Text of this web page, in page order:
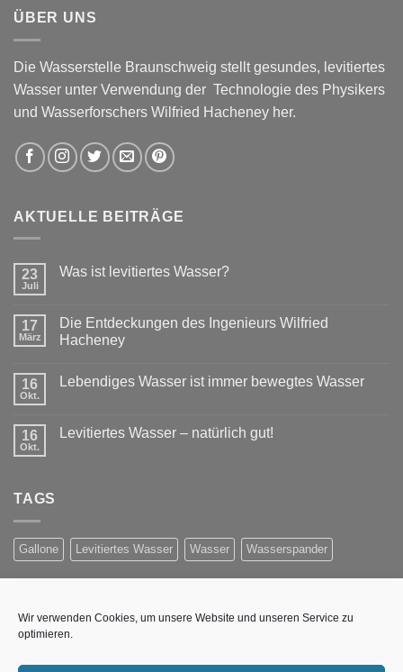
Wir verwenden Cookies, um unsere Website und unseren Service zu
optimieren.
ÜBER UNS
Die Wasserstelle Braunschweig stellt gesundes, levitiertes
Wasser unter Verwendung der Technologie des Physikers
und Wasserforschers Wilfried Hacheney her.
AKTUELLE BEITRÄGE
23
Juli
Was ist levitiertes Wasser?
17
März
Die Entdeckungen des Ingenieurs Wilfried
Hacheney
16
Okt.
Lebendiges Wasser ist immer bewegtes Wasser
16
Okt.
Levitiertes Wasser – natürlich gut!
TAGS
Gallone Levitiertes Wasser Wasser Wasserspander
NEWSLETTER ANMELDUNG